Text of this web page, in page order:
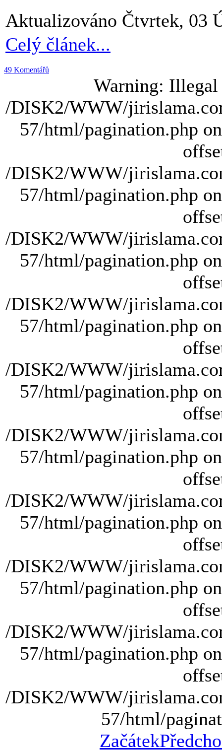
Aktualizováno Čtvrtek, 03
Celý článek...
49 Komentářů
Warning:
/DISK2/WWW/
57/html/pagination.php
/DISK2/WWW/
57/html/pagination.php
/DISK2/WWW/
57/html/pagination.php
/DISK2/WWW/
57/html/pagination.php
/DISK2/WWW/
57/html/pagination.php
/DISK2/WWW/
57/html/pagination.php
/DISK2/WWW/
57/html/pagination.php
/DISK2/WWW/
57/html/pagination.php
/DISK2/WWW/
57/html/pagination.php
/DISK2/WWW/
57/html/
Začátek